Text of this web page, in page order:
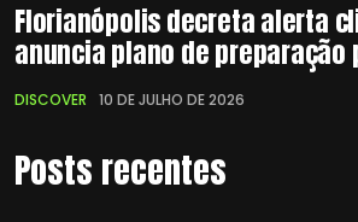
Florianópolis decreta alerta
anuncia plano de preparação
DISCOVER 10 DE JULHO DE 2026
Posts recentes